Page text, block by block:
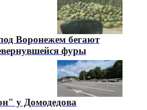
Воронежем бегают
фуры
у Домодедова